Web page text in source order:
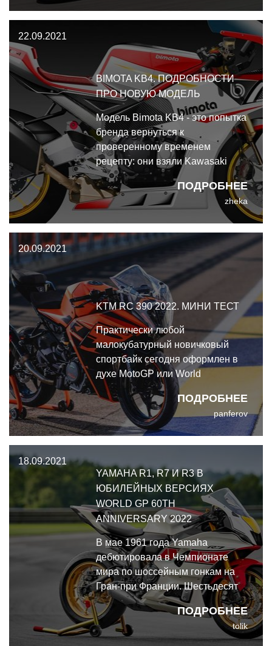
22.09.2021
BIMOTA KB4. ПОДРОБНОСТИ
ПРО НОВУЮ МОДЕЛЬ
ПОДРОБНЕЕ
Модель Bimota KB4 - это попытка
бренда вернуться к
проверенному временем
рецепту: они взяли Kawasaki
Ninja 1000 и из громоздкого
спорт-туриста превратили в
острый как бритва спортбайк.zheka
20.09.2021
KTM RC 390 2022. МИНИ ТЕСТ
ПОДРОБНЕЕ
Практически любой
малокубатурный новичковый
спортбайк сегодня оформлен в
духе MotoGP или World
Superbike, но крайне редко в
этих мотоциклах хоть что-то
кроме дизайна выполнено на
высоком уровне.
panferov
18.09.2021
YAMAHA R1, R7 И R3 В
ЮБИЛЕЙНЫХ ВЕРСИЯХ
WORLD GP 60TH
ANNIVERSARY 2022
ПОДРОБНЕЕ
В мае 1961 года Yamaha
дебютировала в Чемпионате
мира по шоссейным гонкам на
Гран-при Франции. Шестьдесят
лет спустя, перед началом 2021
сезона MotoGP, Синие
представили памятную
tolik